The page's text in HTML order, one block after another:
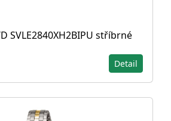
SVLE2840XH2BIPU stříbrné
Detail